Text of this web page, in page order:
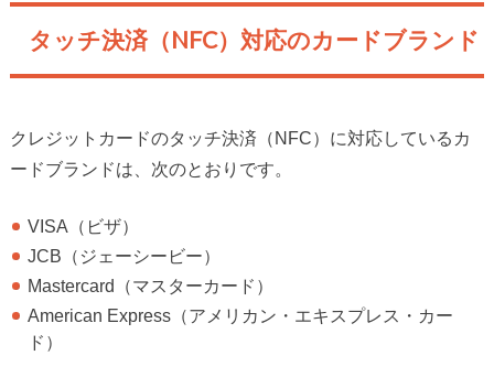
タッチ決済（NFC）対応のカードブランド
クレジットカードのタッチ決済（NFC）に対応しているカ
ードブランドは、次のとおりです。
VISA（ビザ）
JCB（ジェーシービー）
Mastercard（マスターカード）
American Express（アメリカン・エキスプレス・カー
ド）